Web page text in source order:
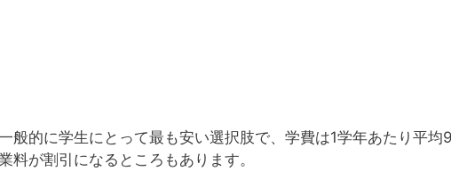
般的に学生にとって最も安い選択肢で、学費は1学年あたり平
料が割引になるところもあります。